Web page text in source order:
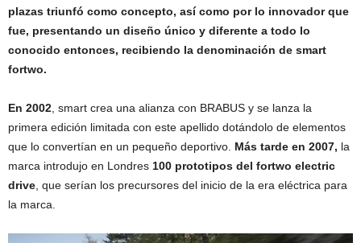
plazas triunfó como concepto, así como por lo innovador que
fue, presentando un diseño único y diferente a todo lo
conocido entonces, recibiendo la denominación de smart
fortwo.
En 2002, smart crea una alianza con BRABUS y se lanza la
primera edición limitada con este apellido dotándolo de elementos
que lo convertían en un pequeño deportivo. Más tarde en 2007, la
marca introdujo en Londres 100 prototipos del fortwo electric
drive, que serían los precursores del inicio de la era eléctrica para
la marca.